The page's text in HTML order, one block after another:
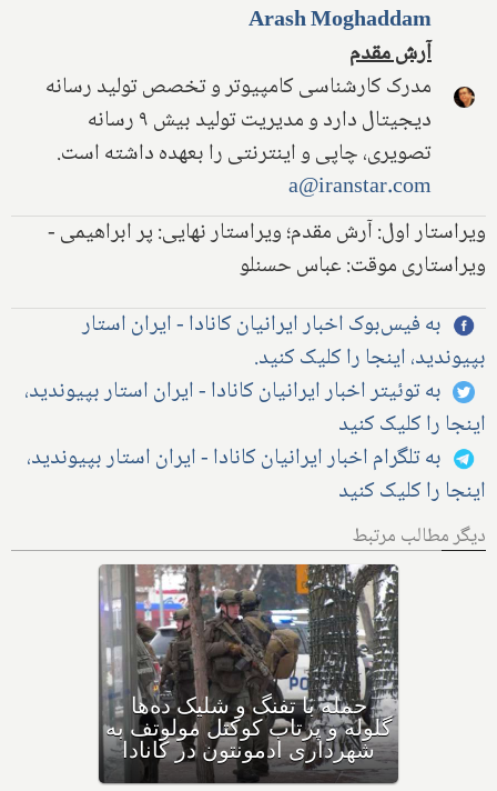
Arash Moghaddam
آرش مقدم
مدرک کارشناسی کامپیوتر و تخصص تولید رسانه
دیجیتال دارد و مدیریت تولید بیش ۹ رسانه
تصویری، چاپی و اینترنتی را بعهده داشته است.
a@iranstar.com
ویراستار اول: آرش مقدم؛ ویراستار نهایی: پر ابراهیمی -
ویراستاری موقت: عباس حسنلو
به فیس‌بوک اخبار ایرانیان کانادا - ایران استار
بپیوندید، اینجا را کلیک کنید.
به توئیتر اخبار ایرانیان کانادا - ایران استار بپیوندید،
اینجا را کلیک کنید
به تلگرام اخبار ایرانیان کانادا - ایران استار بپیوندید،
اینجا را کلیک کنید
دیگر مطالب مرتبط
بهداشت کانادا: این داروی
کودکان، ماست و چیا، را
مصرف نکنید و این تشک نیز
احتمال خفگی دارد